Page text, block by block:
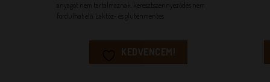
anyagot nem tartalmaznak, keresztszennyeződés nem
Laktóz- és gluténmentes
KEDVENCEM!